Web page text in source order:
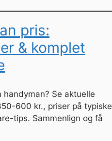
pris:
& komplet
handyman? Se aktuelle
600 kr., priser på typiske
tips. Sammenlign og få